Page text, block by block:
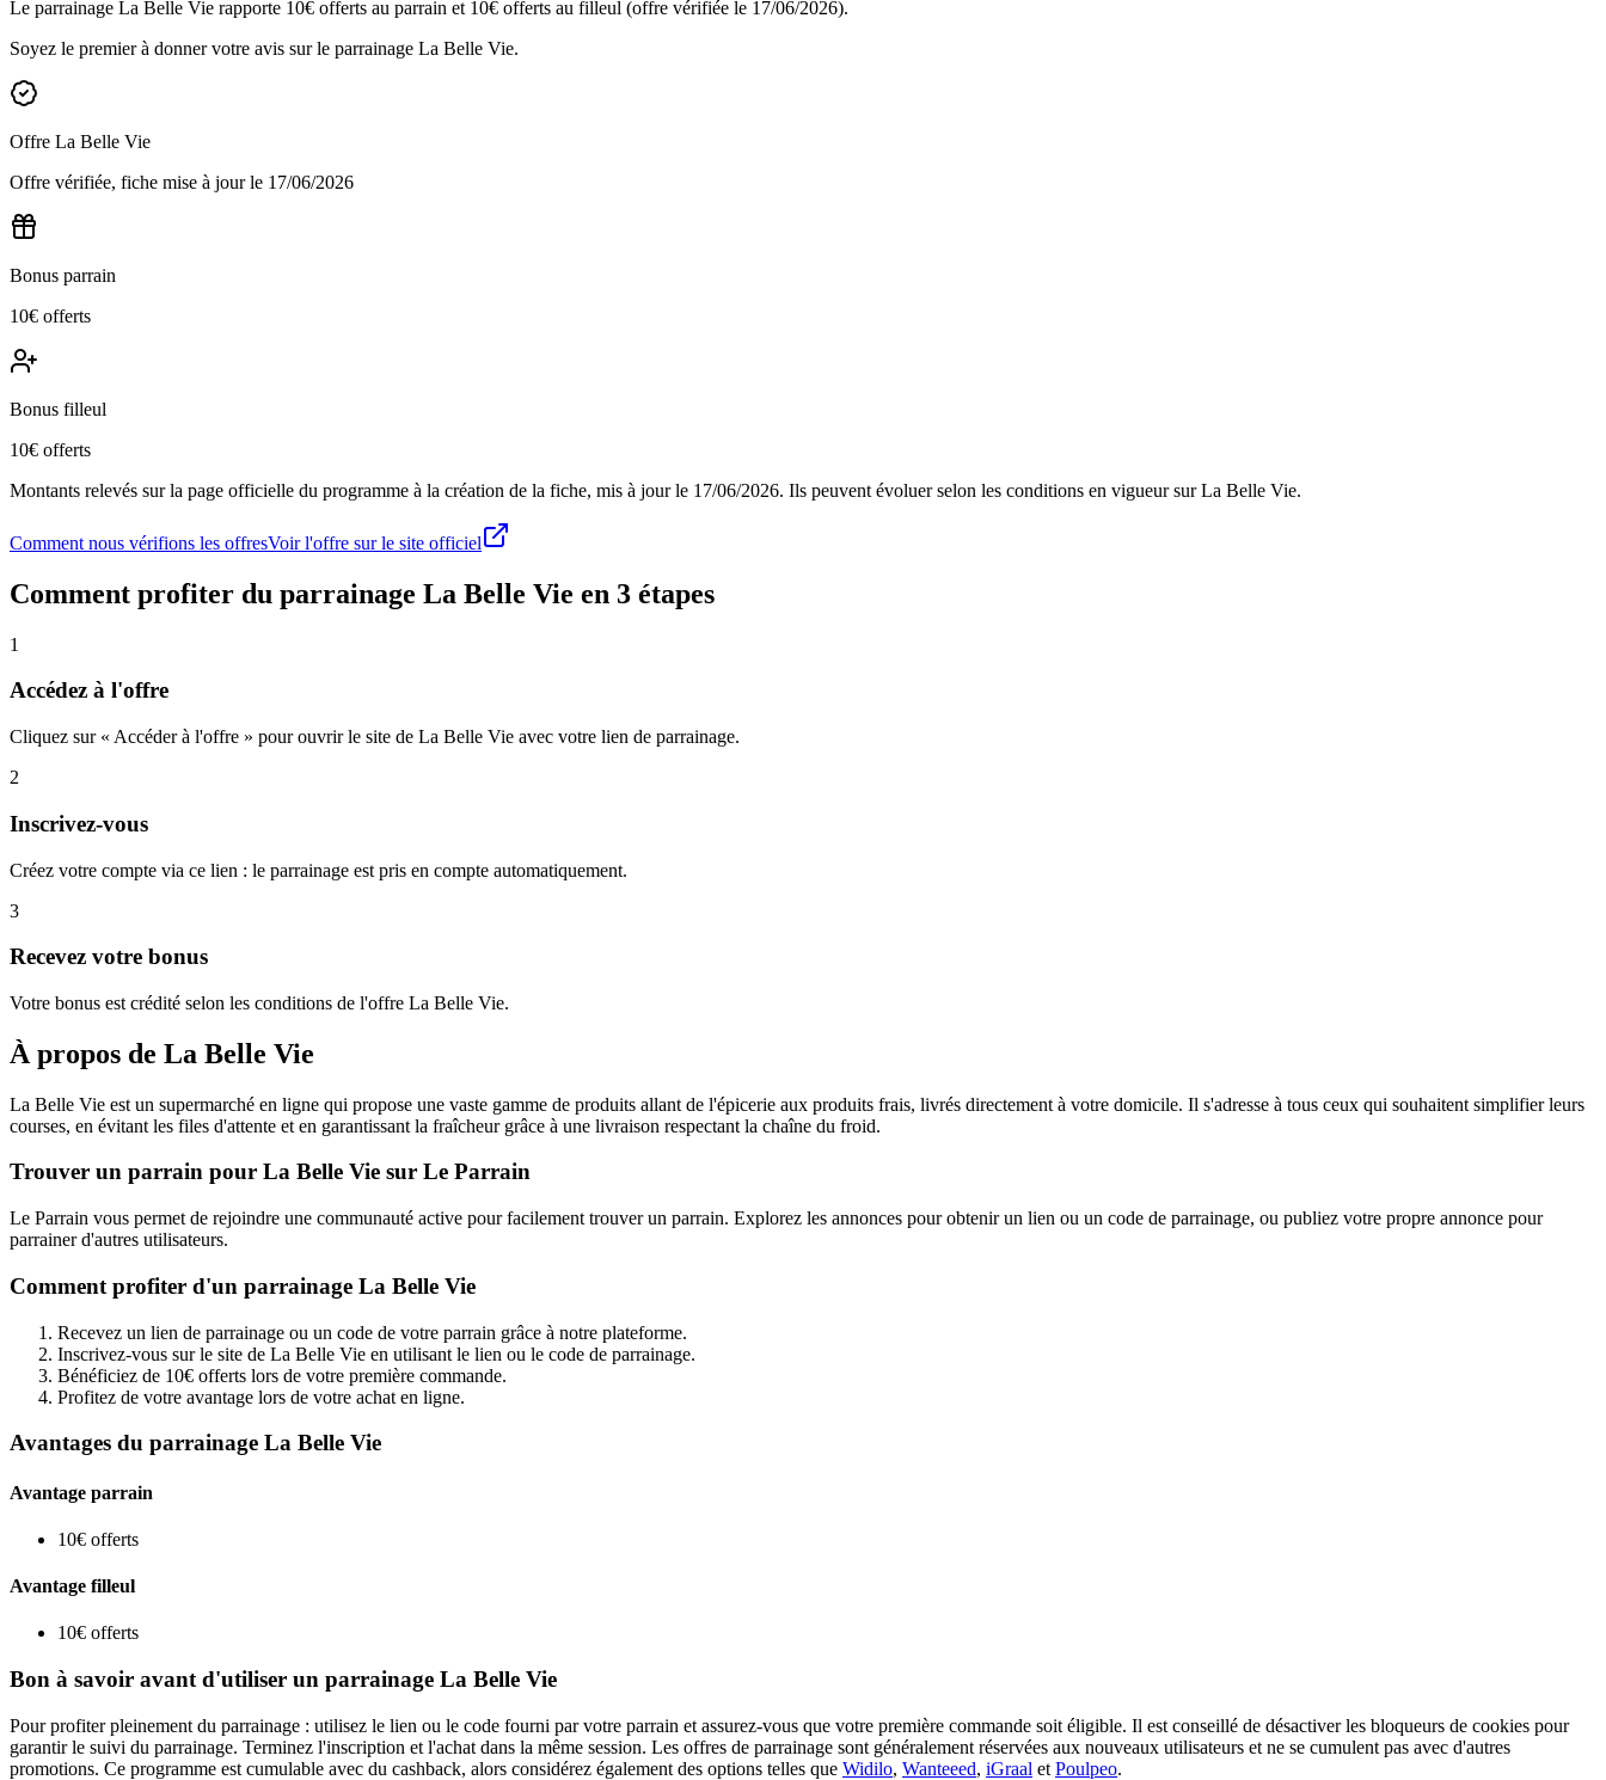
Le parrainage La Belle Vie rapporte 10€ offerts au parrain et 10€ offerts au filleul (offre vérifiée le 17/06/2026).
Soyez le premier à donner votre avis sur le parrainage La Belle Vie.
Offre La Belle Vie
Offre vérifiée, fiche mise à jour le 17/06/2026
Bonus parrain
10€ offerts
Bonus filleul
10€ offerts
Montants relevés sur la page officielle du programme à la création de la fiche, mis à jour le 17/06/2026. Ils peuvent évoluer selon les conditions en vigueur surLa Belle Vie.
Comment nous vérifions les offresVoir l'offre sur le site officiel
Comment profiter du parrainage La Belle Vie en 3 étapes
1
Accédez à l'offre
Cliquez sur « Accéder à l'offre » pour ouvrir le site de La Belle Vie avec votre lien de parrainage.
2
Inscrivez-vous
Créez votre compte via ce lien : le parrainage est pris en compte automatiquement.
3
Recevez votre bonus
Votre bonus est crédité selon les conditions de l'offre La Belle Vie.
À propos de La Belle Vie
La Belle Vie est un supermarché en ligne qui propose une vaste gamme de produits allant de l'épicerie aux produits frais, livrés directement à votre domicile. Il s'adresse à tous ceux qui souhaitent simplifier leurs
courses, en évitant les files d'attente et en garantissant la fraîcheur grâce à une livraison respectant la chaîne du froid.
Trouver un parrain pour La Belle Vie sur Le Parrain
Le Parrain vous permet de rejoindre une communauté active pour facilement trouver un parrain. Explorez les annonces pour obtenir un lien ou un code de parrainage, ou publiez votre propre annonce pour
parrainer d'autres utilisateurs.
Comment profiter d'un parrainage La Belle Vie
Recevez un lien de parrainage ou un code de votre parrain grâce à notre plateforme.
Inscrivez-vous sur le site de La Belle Vie en utilisant le lien ou le code de parrainage.
Bénéficiez de 10€ offerts lors de votre première commande.
Profitez de votre avantage lors de votre achat en ligne.
Avantages du parrainage La Belle Vie
Avantage parrain
10€ offerts
Avantage filleul
10€ offerts
Bon à savoir avant d'utiliser un parrainage La Belle Vie
Pour profiter pleinement du parrainage : utilisez le lien ou le code fourni par votre parrain et assurez-vous que votre première commande soit éligible. Il est conseillé de désactiver les bloqueurs de cookies pour
garantir le suivi du parrainage. Terminez l'inscription et l'achat dans la même session. Les offres de parrainage sont généralement réservées aux nouveaux utilisateurs et ne se cumulent pas avec d'autres
promotions. Ce programme est cumulable avec du cashback, alors considérez également des options telles que Widilo, Wanteeed, iGraal et Poulpeo.